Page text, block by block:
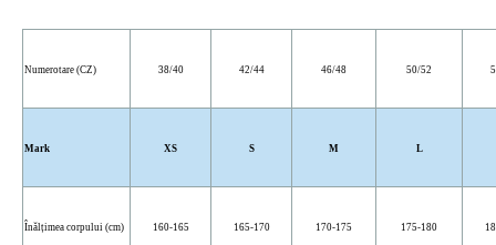
Numerotare (CZ) 38/40 42/44 46/48 50/52
Mark XS S M L
Înălțimea corpului (cm) 160-165 165-170 170-175 175-180